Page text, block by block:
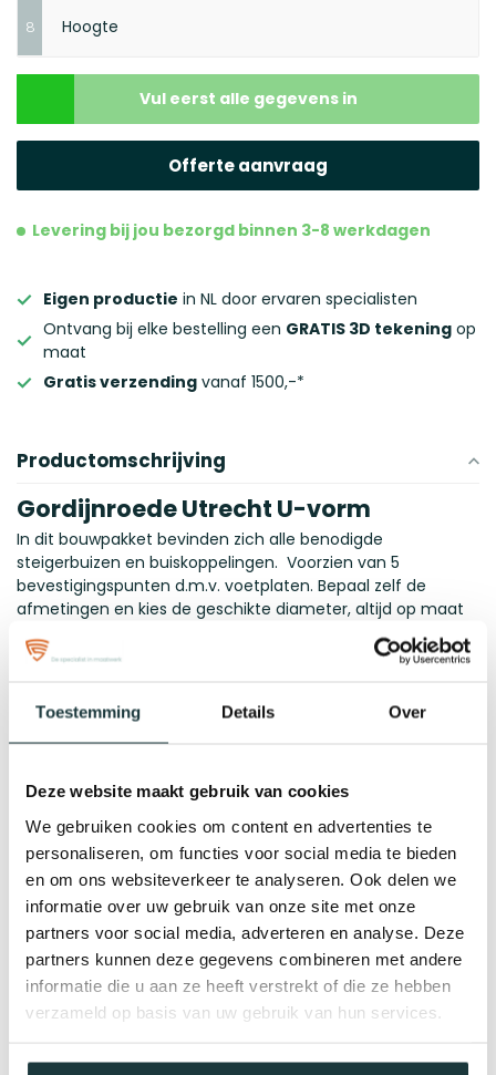
Toestemming Details Over
Deze website maakt gebruik van cookies
We gebruiken cookies om content en advertenties te
personaliseren, om functies voor social media te bieden
en om ons websiteverkeer te analyseren. Ook delen we
informatie over uw gebruik van onze site met onze
partners voor social media, adverteren en analyse. Deze
partners kunnen deze gegevens combineren met andere
informatie die u aan ze heeft verstrekt of die ze hebben
verzameld op basis van uw gebruik van hun services.
Volgende stap
Volgende stap
8 Hoogte
Vul eerst alle gegevens in
Offerte aanvraag
Levering bij jou bezorgd binnen 3-8 werkdagen
Eigen productie in NL door ervaren specialisten
Ontvang bij elke bestelling een GRATIS 3D tekening op
maat
Gratis verzending vanaf 1500,-*
Productomschrijving
Gordijnroede Utrecht U-vorm
In dit bouwpakket bevinden zich alle benodigde
steigerbuizen en buiskoppelingen. Voorzien van 5
bevestigingspunten d.m.v. voetplaten. Bepaal zelf de
afmetingen en kies de geschikte diameter, altijd op maat
De gordijnroede komt in losse onderdelen, maar geen
gordijnroede bevestigd in de muur. Het bouwpakket wordt
geleverd exclusief pluggen en schroeven.
Materiaal
De gordijnroede is in 2 verschillende kleuren beschikbaar.
Beide zijn van staal:
Verzinkt staal wordt naar strenge normen geproduceerd.
Dankzij de verzinking hoef je je geen zorgen te maken over
roest, waardoor de buis ideaal is voor zowel binnen- als